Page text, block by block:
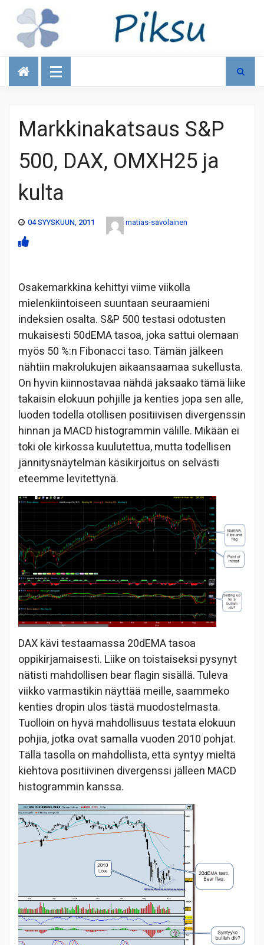
Talous
Markkinakatsaus S&P
500, DAX, OMXH25 ja
kulta
04 SYYSKUUN, 2011 matias-savolainen
Osakemarkkina kehittyi viime viikolla
mielenkiintoiseen suuntaan seuraamieni
indeksien osalta. S&P 500 testasi odotusten
mukaisesti 50dEMA tasoa, joka sattui olemaan
myös 50 %:n Fibonacci taso. Tämän jälkeen
nähtiin makrolukujen aikaansaamaa sukellusta.
On hyvin kiinnostavaa nähdä jaksaako tämä liike
takaisin elokuun pohjille ja kenties jopa sen alle,
luoden todella otollisen positiivisen divergenssin
hinnan ja MACD histogrammin välille. Mikään ei
toki ole kirkossa kuulutettua, mutta todellisen
jännitysnäytelmän käsikirjoitus on selvästi
eteemme levitettynä.
DAX kävi testaamassa 20dEMA tasoa
oppikirjamaisesti. Liike on toistaiseksi pysynyt
nätisti mahdollisen bear flagin sisällä. Tuleva
viikko varmastikin näyttää meille, saammeko
kenties dropin ulos tästä muodostelmasta.
Tuolloin on hyvä mahdollisuus testata elokuun
pohjia, jotka ovat samalla vuoden 2010 pohjat.
Tällä tasolla on mahdollista, että syntyy mieltä
kiehtova positiivinen divergenssi jälleen MACD
histogrammin kanssa.